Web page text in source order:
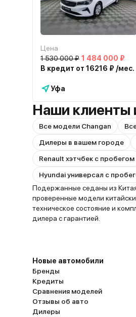
Цена
1 530 000 ₽ 1 484 000 ₽
В кредит от 16216 ₽ /мес.
Уфа
Наши клиенты
Все модели Changan
Дилеры в вашем городе
Renault хэтчбек с пробегом
Hyundai универсал с
Подержанные седаны из
проверенные модели
техническое состояние и
дилера с гарантией.
Новые автомобили
Бренды
Кредиты
Сравнения моделей
Отзывы об авто
Дилеры